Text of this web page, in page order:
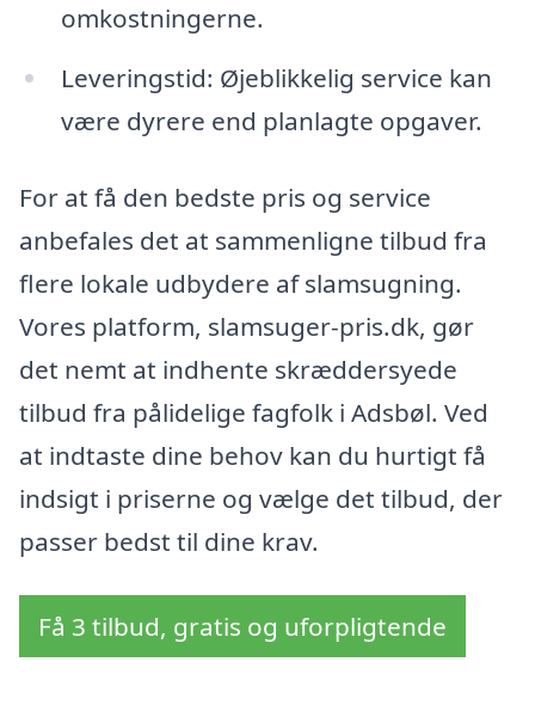
omkostningerne.
Leveringstid: Øjeblikkelig service kan
være dyrere end planlagte opgaver.
For at få den bedste pris og service
anbefales det at sammenligne tilbud fra
flere lokale udbydere af slamsugning.
Vores platform, slamsuger-pris.dk, gør
det nemt at indhente skræddersyede
tilbud fra pålidelige fagfolk i Adsbøl. Ved
at indtaste dine behov kan du hurtigt få
indsigt i priserne og vælge det tilbud, der
passer bedst til dine krav.
Få 3 tilbud, gratis og uforpligtende